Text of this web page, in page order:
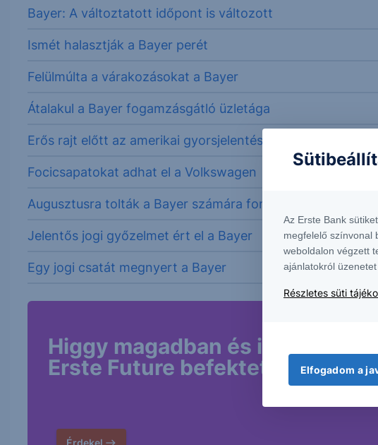
Bayer: A változtatott időpont is változott
Ismét halasztják a Bayer perét
Felülmúlta a várakozásokat a Bayer
Átalakul a Bayer fogamzásgátló üzletága
Erős rajt előtt az amerikai gyorsjelentési szezon
Focicsapatokat adhat el a Volkswagen
Augusztusra tolták a Bayer számára fontos döntést
Jelentős jogi győzelmet ért el a Bayer
Egy jogi csatát megnyert a Bayer
Higgy magadban és indíts
Erste Future befektetést!
Érdekel
Az Erste Bank
megfelelő színvonal
weboldalon végzett
ajánlatokról
Részletes süti
Elfogadom a